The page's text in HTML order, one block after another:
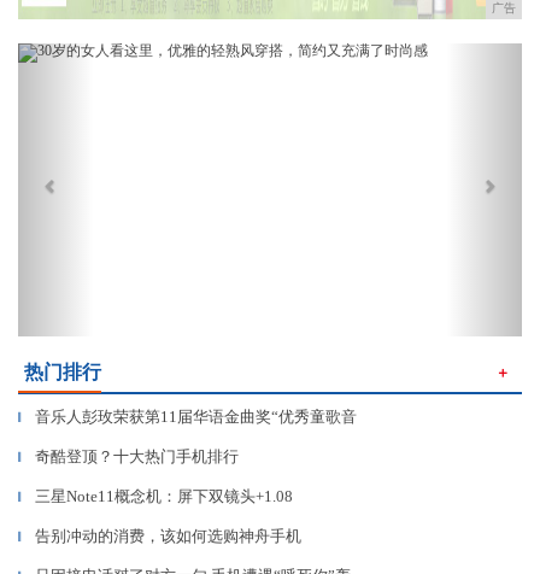
广告
Previous
热门排行 ＋
▎ 音乐人彭玫荣获第11届华语金曲奖“优秀童歌音
▎ 奇酷登顶？十大热门手机排行
▎ 三星Note11概念机：屏下双镜头+1.08
▎ 告别冲动的消费，该如何选购神舟手机